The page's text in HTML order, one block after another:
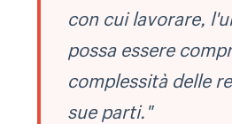
con cui lavorare,
possa essere
complessità delle
sue parti."